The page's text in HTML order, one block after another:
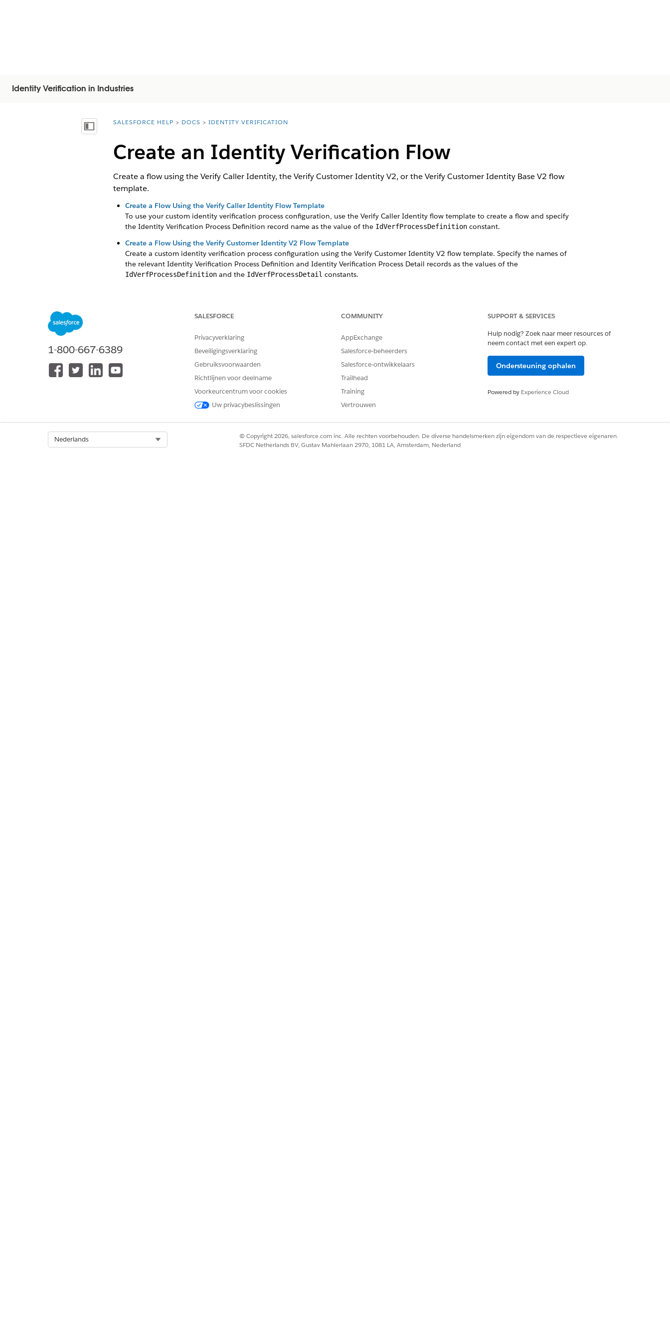
Identity Verification in Industries
Inhoudsopgave weergeven
You are here:
SALESFORCE HELP DOCS IDENTITY VERIFICATION
Create an Identity Verification Flow
Create a flow using the Verify Caller Identity, the Verify Customer Identity V2, or the Verify Customer Identity Base V2 flow
template.
Create a Flow Using the Verify Caller Identity Flow Template
To use your custom identity verification process configuration, use the Verify Caller Identity flow template to create a flow and specify
the Identity Verification Process Definition record name as the value of the IdVerfProcessDefinitionconstant.
Create a Flow Using the Verify Customer Identity V2 Flow Template
Create a custom identity verification process configuration using the Verify Customer Identity V2 flow template. Specify the names of
the relevant Identity Verification Process Definition and Identity Verification Process Detail records as the values of the
IdVerfProcessDefinitionand the IdVerfProcessDetail constants.
bar or from a Lightning record page.
HEEFT DIT ARTIKEL UW PROBLEEM OPGELOST?
Laat ons weten wat we kunnen doen om te verbeteren!
Ja Nee
1-800-667-6389
SALESFORCE
Privacyverklaring
Beveiligingsverklaring
Gebruiksvoorwaarden
Richtlijnen voor deelname
Voorkeurcentrum voor cookies
Uw privacybeslissingen
COMMUNITY
AppExchange
Salesforce-beheerders
Salesforce-ontwikkelaars
Trailhead
Training
Vertrouwen
SUPPORT & SERVICES
Hulp nodig? Zoek naar meer resources of
neem contact met een expert op.
Ondersteuning ophalen
Powered by Experience Cloud
Nederlands
© Copyright 2026, salesforce.com inc. Alle rechten voorbehouden. De diverse handelsmerken zijn eigendom van de respectieve eigenaren.
SFDC Netherlands BV, Gustav Mahlerlaan 2970, 1081 LA, Amsterdam, Nederland